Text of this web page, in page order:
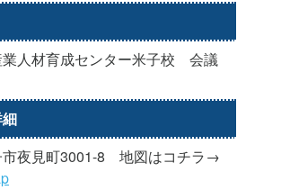
業人材育成センター米子校 会議
市夜見町3001-8 地図はコチラ→